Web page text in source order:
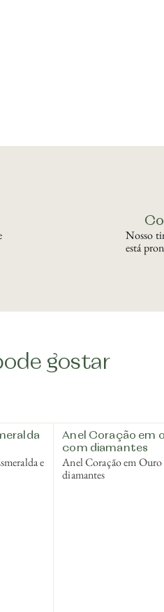
Nosso
está
gostar
e
Anel Coração em
com diamantes
Anel Coração em
diamantes